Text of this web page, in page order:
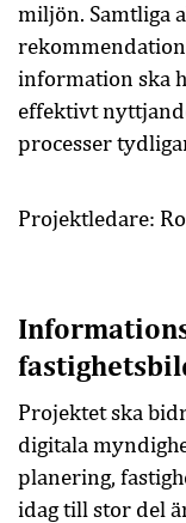
miljön. Samtliga
information ska
effektivt
processer
Projektledare:
Projektet ska
digitala
planering,
idag till stor del